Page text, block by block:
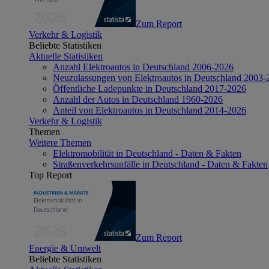
Zum Report
Verkehr & Logistik
Beliebte Statistiken
Aktuelle Statistiken
Anzahl Elektroautos in Deutschland 2006-2026
Neuzulassungen von Elektroautos in Deutschland 2003-
Öffentliche Ladepunkte in Deutschland 2017-2026
Anzahl der Autos in Deutschland 1960-2026
Anteil von Elektroautos in Deutschland 2014-2026
Verkehr & Logistik
Themen
Weitere Themen
Elektromobilität in Deutschland - Daten & Fakten
Straßenverkehrsunfälle in Deutschland - Daten & Fakten
Top Report
Zum Report
Energie & Umwelt
Beliebte Statistiken